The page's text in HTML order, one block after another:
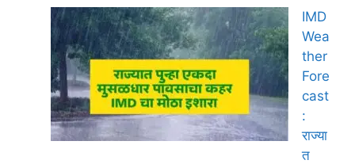
IMD
Wea
ther
Fore
cast
:
राज्या
त